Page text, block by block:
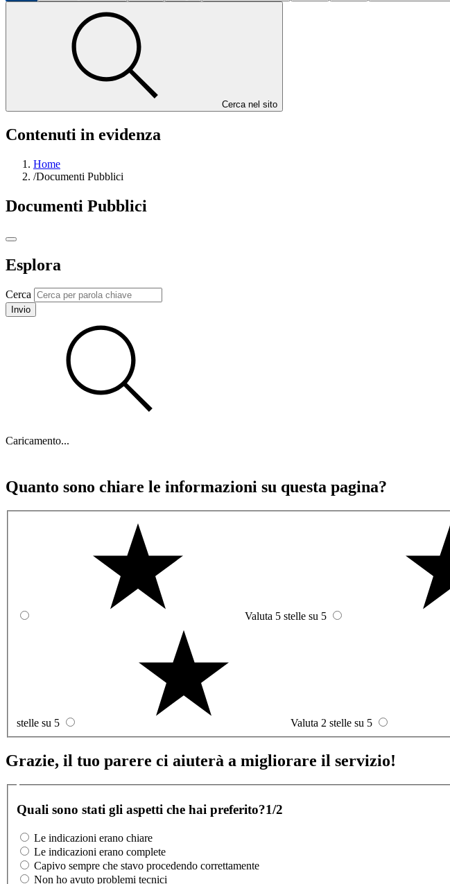
Cerca nel sito
Contenuti in evidenza
Home
/Documenti Pubblici
Documenti Pubblici
Esplora
Cerca
Invio
Caricamento...
Quanto sono chiare le informazioni su questa pagina?
Valuta 5 stelle su 5
stelle su 5 Valuta 2 stelle su 5
Grazie, il tuo parere ci aiuterà a migliorare il servizio!
Quali sono stati gli aspetti che hai preferito?1/2
Le indicazioni erano chiare
Le indicazioni erano complete
Capivo sempre che stavo procedendo correttamente
Non ho avuto problemi tecnici